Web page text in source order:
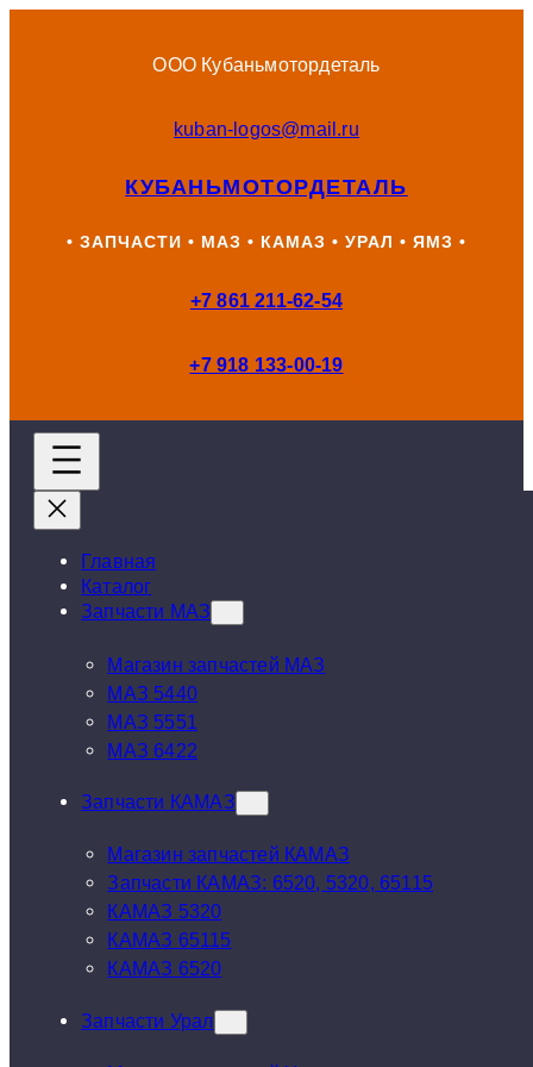
ООО Кубаньмотордеталь
kuban-logos@mail.ru
КУБАНЬМОТОРДЕТАЛЬ
• ЗАПЧАСТИ • МАЗ • КАМАЗ • УРАЛ • ЯМЗ •
+7 861 211-62-54
+7 918 133-00-19
Главная
Каталог
Запчасти МАЗ
Магазин запчастей МАЗ
МАЗ 5440
МАЗ 5551
МАЗ 6422
Запчасти КАМАЗ
Магазин запчастей КАМАЗ
Запчасти КАМАЗ: 6520, 5320, 65115
КАМАЗ 5320
КАМАЗ 65115
КАМАЗ 6520
Запчасти Урал